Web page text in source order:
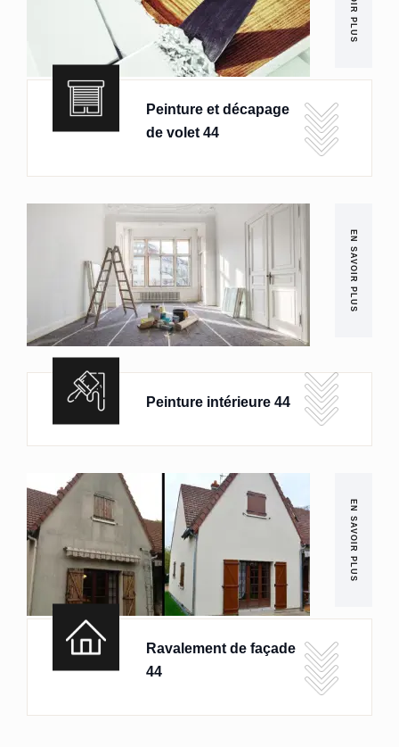
Peinture et décapage
de volet 44
EN SAVOIR PLUS
Peinture intérieure 44
EN SAVOIR PLUS
Ravalement de façade
44